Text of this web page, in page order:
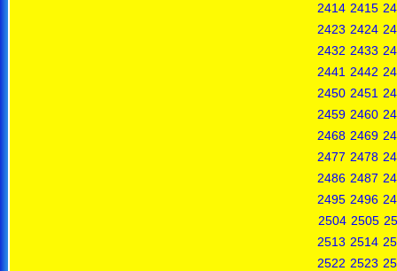
2414 2415
2423 2424
2432 2433
2441 2442
2450 2451
2459 2460
2468 2469
2477 2478
2486 2487
2495 2496
2504 2505
2513 2514
2522 2523